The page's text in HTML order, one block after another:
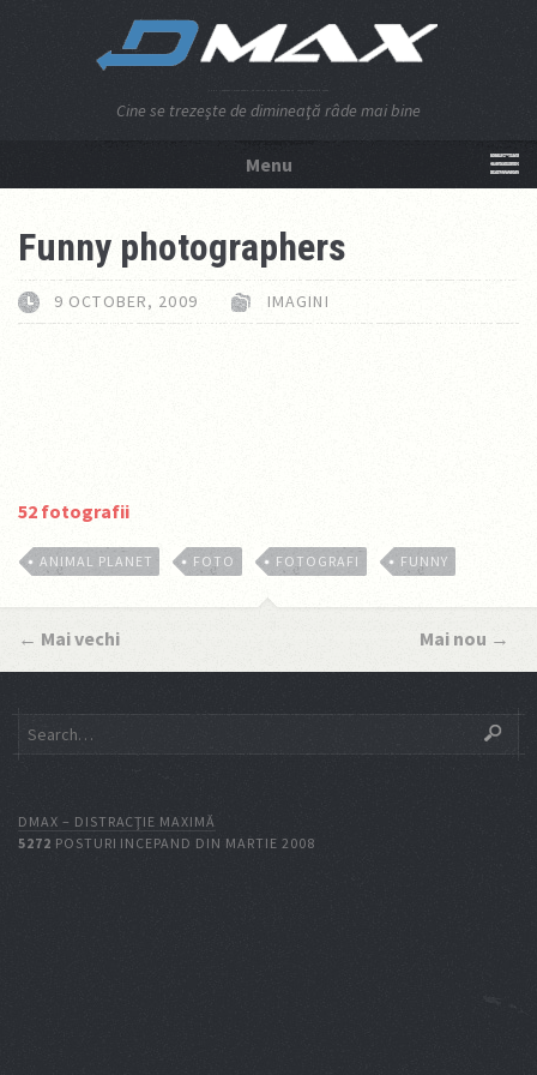
Cine se trezeşte de dimineaţă râde mai bine
Menu
Funny photographers
9 OCTOBER, 2009 IMAGINI
52 fotografii
ANIMAL PLANET FOTO FOTOGRAFI FUNNY
← Mai vechi Mai nou →
DMAX – DISTRACŢIE MAXIMĂ
5272 POSTURI INCEPAND DIN MARTIE 2008